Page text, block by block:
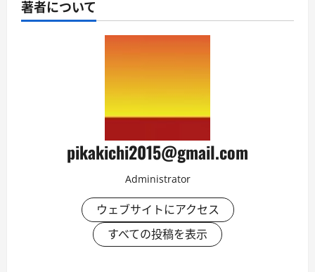
著者について
pikakichi2015@gmail.com
Administrator
ウェブサイトにアクセス
すべての投稿を表示